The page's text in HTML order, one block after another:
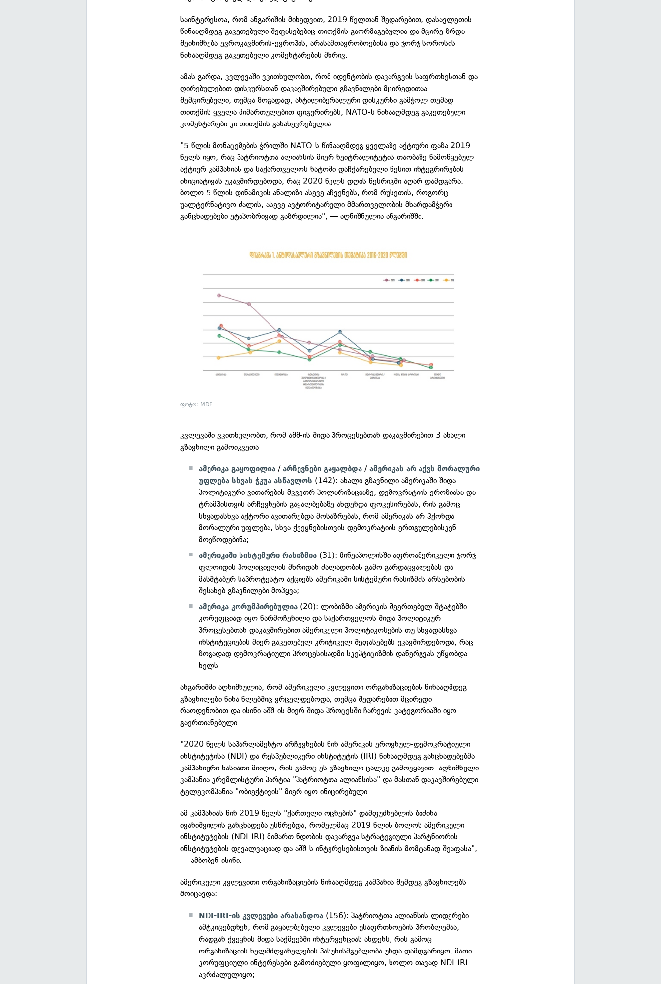
საინტერესოა, რომ ანგარიშის მიხედვით, 2019 წელთან შედარებით, დასავლეთის
წინააღმდეგ გაკეთებული შეფასებებიც თითქმის გაორმაგებულია და მცირე ზრდა
შეინიშნება ევროკავშირის-ევროპის, არასამთავრობოებისა და ჯორჯ სოროსის
წინააღმდეგ გაკეთებული კომენტარების მხრივ.
ამას გარდა, კვლევაში ვკითხულობთ, რომ იდენტობის დაკარგვის საფრთხესთან და
ღირებულებით დისკურსთან დაკავშირებული გზავნილები მცირედითაა
შემცირებული, თუმცა ზოგადად, ანტილიბერალური დისკურსი გამჭოლ თემად
თითქმის ყველა მიმართულებით ფიგურირებს, NATO-ს წინააღმდეგ გაკეთებული
კომენტარები კი თითქმის განახევრებულია.
"5 წლის მონაცემების ჭრილში NATO-ს წინააღმდეგ ყველაზე აქტიური ფაზა 2019
წელს იყო, რაც პატრიოტთა ალიანსის მიერ ნეიტრალიტეტის თაობაზე წამოწყებულ
აქტიურ კამპანიას და საქართველოს ნატოში დაჩქარებული წესით ინტეგრირების
ინიციატივას უკავშირდებოდა, რაც 2020 წელს დღის წესრიგში აღარ დამდგარა.
ბოლო 5 წლის დინამიკის ანალიზი ასევე აჩვენებს, რომ რუსეთის, როგორც
უალტერნატივო ძალის, ასევე ავტორიტარული მმართველობის მხარდამჭერი
განცხადებები ეტაპობრივად გაზრდილია", — აღნიშნულია ანგარიშში.
ფოტო: MDF
კვლევაში ვკითხულობთ, რომ აშშ-ის შიდა პროცესებთან დაკავშირებით 3 ახალი
გზავნილი გამოიკვეთა
ამერიკა გაყოფილია /არჩევნები გაყალბდა /ამერიკას არ აქვს მორალური
უფლება სხვას ჭკუა ასწავლოს (142): ახალი გზავნილი ამერიკაში შიდა
პოლიტიკური ვითარების მკვეთრ პოლარიზაციაზე, დემოკრატიის ეროზიასა და
ტრამპისთვის არჩევნების გაყალბებაზე ახდენდა ფოკუსირებას, რის გამოც
სხვადასხვა აქტორი ავითარებდა მოსაზრებას, რომ ამერიკას არ ჰქონდა
მორალური უფლება, სხვა ქვეყნებისთვის დემოკრატიის ერთგულებისკენ
მოეწოდებინა;
ამერიკაში სისტემური რასიზმია (31): მინეაპოლისში აფროამერიკელი ჯორჯ
ფლოიდის პოლიციელის მხრიდან ძალადობის გამო გარდაცვალებას და
მასშტაბურ საპროტესტო აქციებს ამერიკაში სისტემური რასიზმის არსებობის
შესახებ გზავნილები მოჰყვა;
ამერიკა კორუმპირებულია (20): ლობიზმი ამერიკის შეერთებულ შტატებში
კორუფციად იყო წარმოჩენილი და საქართველოს შიდა პოლიტიკურ
პროცესებთან დაკავშირებით ამერიკელი პოლიტიკოსების თუ სხვადასხვა
ინსტიტუციების მიერ გაკეთებულ კრიტიკულ შეფასებებს უკავშირდებოდა, რაც
ზოგადად დემოკრატიული პროცესისადმი სკეპტიციზმის დანერგვას უწყობდა
ხელს.
ანგარიშში აღნიშნულია, რომ ამერიკული კვლევითი ორგანიზაციების წინააღმდეგ
გზავნილები წინა წლებშიც ვრცელდებოდა, თუმცა შედარებით მცირედი
რაოდენობით და ისინი აშშ-ის მიერ შიდა პროცესში ჩარევის კატეგორიაში იყო
გაერთიანებული.
"2020 წელს საპარლამენტო არჩევნების წინ ამერიკის ეროვნულ-დემოკრატიული
ინსტიტუტისა (NDI) და რესპუბლიკური ინსტიტუტის (IRI) წინააღმდეგ განცხადებებმა
კამპანიური ხასიათი მიიღო, რის გამოც ეს გზავნილი ცალკე გამოვყავით. აღნიშნული
კამპანია კრემლისტური პარტია "პატრიოტთა ალიანსისა" და მასთან დაკავშირებული
ტელეკომპანია "ობიექტივის" მიერ იყო ინიცირებული.
ამ კამპანიას წინ 2019 წელს "ქართული ოცნების" დამფუძნებლის ბიძინა
ივანიშვილის განცხადება უსწრებდა, რომელმაც 2019 წლის ბოლოს ამერიკული
ინსტიტუტების (NDI-IRI) მიმართ ნდობის დაკარგვა სტრატეგიული პარტნიორის
ინსტიტუტების დევალვაციად და აშშ-ს ინტერესებისთვის ზიანის მომტანად შეაფასა",
— ამბობენ ისინი.
ამერიკული კვლევითი ორგანიზაციების წინააღმდეგ კამპანია შემდეგ გზავნილებს
მოიცავდა:
NDI-IRI-ის კვლევები არასანდოა (156): პატრიოტთა ალიანსის ლიდერები
ამტკიცებდნენ, რომ გაყალბებული კვლევები უსაფრთხოების პრობლემაა,
რადგან ქვეყნის შიდა საქმეებში ინტერვენციას ახდენს, რის გამოც
ორგანიზაციის ხელმძღვანელების პასუხისმგებლობა უნდა დამდგარიყო, მათი
კორუფციული ინტერესები გამოძიებული ყოფილიყო, ხოლო თავად NDI-IRI
აკრძალულიყო;